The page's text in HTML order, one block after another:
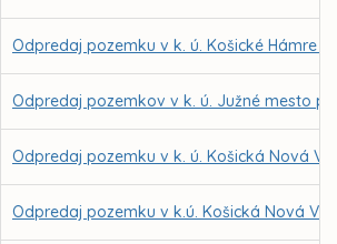
Odpredaj pozemku v k. ú. Košické Hámre
Odpredaj pozemkov v k. ú. Južné mesto
Odpredaj pozemku v k. ú. Košická Nová
Odpredaj pozemku v k.ú. Košická Nová